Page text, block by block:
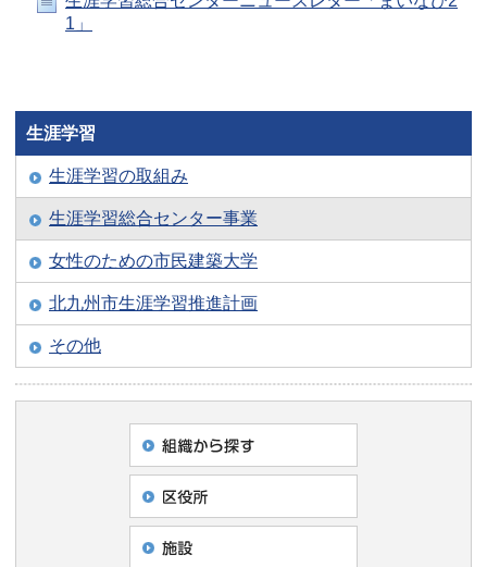
1」
生涯学習
生涯学習の取組み
生涯学習総合センター事業
女性のための市民建築大学
北九州市生涯学習推進計画
その他